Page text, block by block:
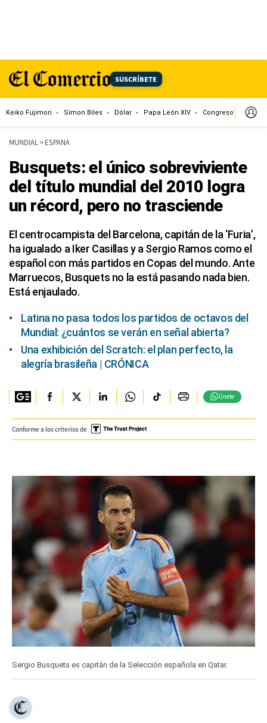
SUSCRÍBETE
Keiko Fujimori Simon Biles Dólar Papa León XIV Congreso
MUNDIAL > ESPANA
Busquets: el único sobreviviente
del título mundial del 2010 logra
un récord, pero no trasciende
El centrocampista del Barcelona, capitán de la ‘Furia’,
ha igualado a Iker Casillas y a Sergio Ramos como el
español con más partidos en Copas del mundo. Ante
Marruecos, Busquets no la está pasando nada bien.
Está enjaulado.
Latina no pasa todos los partidos de octavos del
Mundial: ¿cuántos se verán en señal abierta?
Una exhibición del Scratch: el plan perfecto, la
alegría brasileña | CRÓNICA
Únete
Conforme a los criterios de
Sergio Busquets es capitán de la Selección española en Qatar.